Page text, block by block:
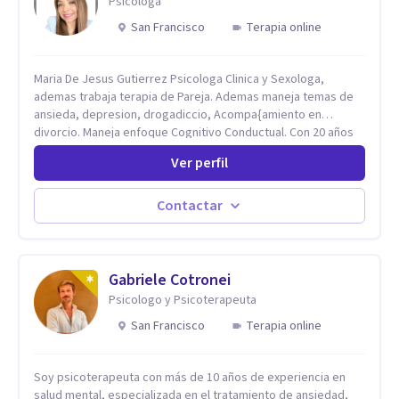
San Francisco
Terapia online
Maria De Jesus Gutierrez Psicologa Clinica y Sexologa,
ademas trabaja terapia de Pareja. Ademas maneja temas de
ansieda, depresion, drogadiccio, Acompa{amiento en
divorcio. Maneja enfoque Cognitivo Conductual. Con 20 años
de experiencia, constantemente capacitandose en las
diferntes areas de la Salud Mental.
Ver perfil
Contactar
Gabriele Cotronei
Psicologo y Psicoterapeuta
San Francisco
Terapia online
Soy psicoterapeuta con más de 10 años de experiencia en
salud mental, especializada en el tratamiento de ansiedad,